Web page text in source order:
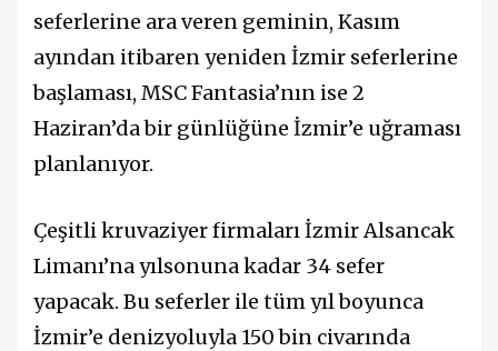
seferlerine ara veren geminin, Kasım
ayından itibaren yeniden İzmir seferlerine
başlaması, MSC Fantasia’nın ise 2
Haziran’da bir günlüğüne İzmir’e uğraması
planlanıyor.
Çeşitli kruvaziyer firmaları İzmir Alsancak
Limanı’na yılsonuna kadar 34 sefer
yapacak. Bu seferler ile tüm yıl boyunca
İzmir’e denizyoluyla 150 bin civarında